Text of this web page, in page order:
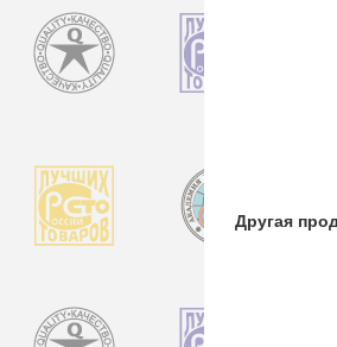
Другая